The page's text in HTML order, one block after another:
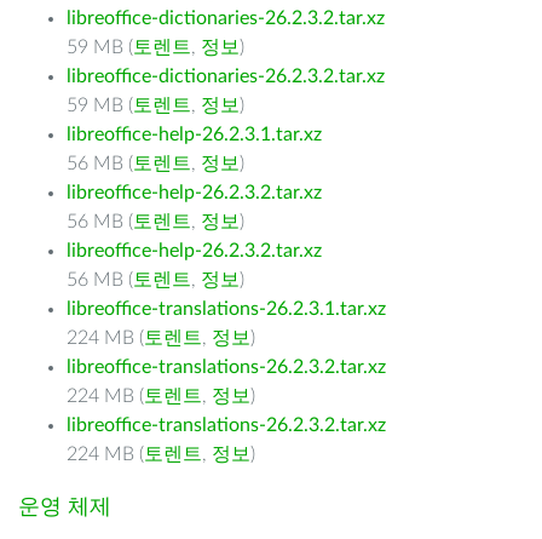
libreoffice-dictionaries-26.2.3.2.tar.xz
59 MB ( 토렌트, 정보 )
libreoffice-dictionaries-26.2.3.2.tar.xz
59 MB ( 토렌트, 정보 )
libreoffice-help-26.2.3.1.tar.xz
56 MB ( 토렌트, 정보 )
libreoffice-help-26.2.3.2.tar.xz
56 MB ( 토렌트, 정보 )
libreoffice-help-26.2.3.2.tar.xz
56 MB ( 토렌트, 정보 )
libreoffice-translations-26.2.3.1.tar.xz
224 MB ( 토렌트, 정보 )
libreoffice-translations-26.2.3.2.tar.xz
224 MB ( 토렌트, 정보 )
libreoffice-translations-26.2.3.2.tar.xz
224 MB ( 토렌트, 정보 )
운영 체제